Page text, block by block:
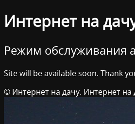
Интернет на
Режим обслуживания
Site will be available soon. Thank
© Интернет на дачу. Интернет на